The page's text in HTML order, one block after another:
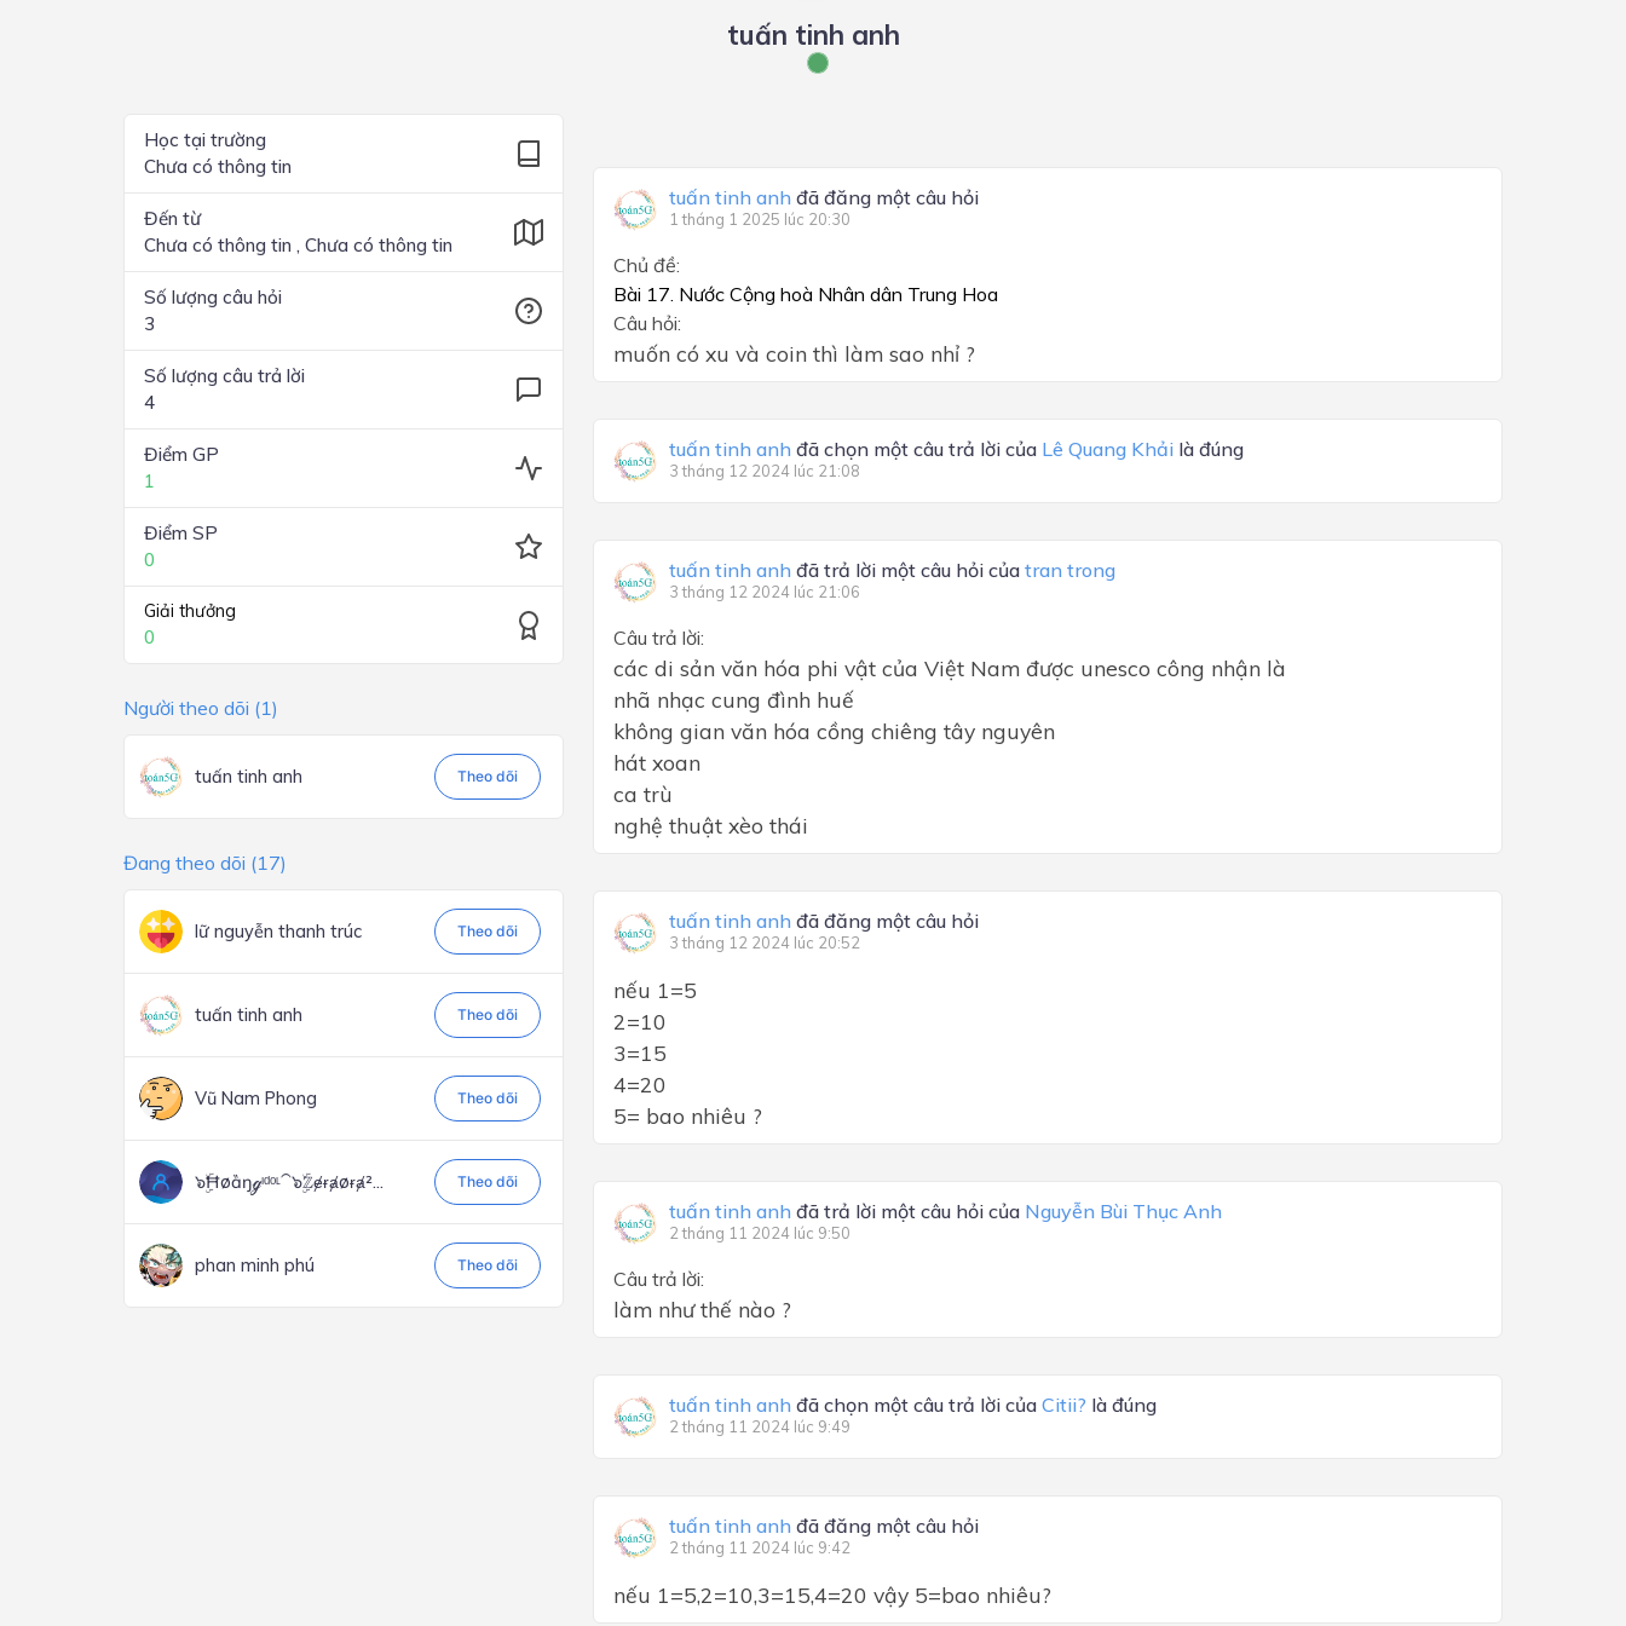
Lớp 2
Lớp 1
tuấn tinh anh
Học tại trường
Chưa có thông tin
Đến từ
Chưa có thông tin , Chưa có thông tin
Số lượng câu hỏi
3
Số lượng câu trả lời
4
Điểm GP
1
Điểm SP
0
Giải thưởng
0
Người theo dõi (1)
tuấn tinh anh Theo dõi
Đang theo dõi (17)
lữ nguyễn thanh trúc Theo dõi
tuấn tinh anh Theo dõi
Vũ Nam Phong Theo dõi
๖ۣۜĦøȁŋℊᶦᵈᵒᶫ⁀๖ۣۜℤɇɍⱥøɍⱥ²... Theo dõi
phan minh phú Theo dõi
tuấn tinh anh đã đăng một câu hỏi
1 tháng 1 2025 lúc 20:30
Chủ đề:
Bài 17. Nước Cộng hoà Nhân dân Trung Hoa
Câu hỏi:
muốn có xu và coin thì làm sao nhỉ ?
tuấn tinh anh đã chọn một câu trả lời của Lê Quang Khải là đúng
3 tháng 12 2024 lúc 21:08
tuấn tinh anh đã trả lời một câu hỏi của tran trong
3 tháng 12 2024 lúc 21:06
Câu trả lời:
các di sản văn hóa phi vật của Việt Nam được unesco công nhận là
nhã nhạc cung đình huế
không gian văn hóa cồng chiêng tây nguyên
hát xoan
ca trù
nghệ thuật xèo thái
tuấn tinh anh đã đăng một câu hỏi
3 tháng 12 2024 lúc 20:52
nếu 1=5
2=10
3=15
4=20
5= bao nhiêu ?
tuấn tinh anh đã trả lời một câu hỏi của Nguyễn Bùi Thục Anh
2 tháng 11 2024 lúc 9:50
Câu trả lời:
làm như thế nào ?
tuấn tinh anh đã chọn một câu trả lời của Citii? là đúng
2 tháng 11 2024 lúc 9:49
tuấn tinh anh đã đăng một câu hỏi
2 tháng 11 2024 lúc 9:42
nếu 1=5,2=10,3=15,4=20 vậy 5=bao nhiêu?